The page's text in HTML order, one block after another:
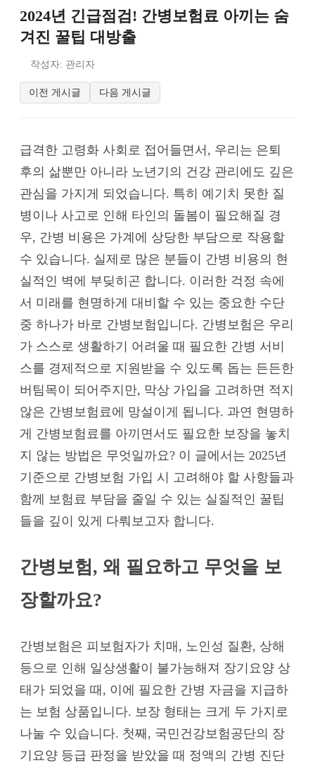
2024년 긴급점검! 간병보험료 아끼는 숨
겨진 꿀팁 대방출
작성자: 관리자
이전 게시글 다음 게시글
급격한 고령화 사회로 접어들면서, 우리는 은퇴
후의 삶뿐만 아니라 노년기의 건강 관리에도 깊은
관심을 가지게 되었습니다. 특히 예기치 못한 질
병이나 사고로 인해 타인의 돌봄이 필요해질 경
우, 간병 비용은 가계에 상당한 부담으로 작용할
수 있습니다. 실제로 많은 분들이 간병 비용의 현
실적인 벽에 부딪히곤 합니다. 이러한 걱정 속에
서 미래를 현명하게 대비할 수 있는 중요한 수단
중 하나가 바로 간병보험입니다. 간병보험은 우리
가 스스로 생활하기 어려울 때 필요한 간병 서비
스를 경제적으로 지원받을 수 있도록 돕는 든든한
버팀목이 되어주지만, 막상 가입을 고려하면 적지
않은 간병보험료에 망설이게 됩니다. 과연 현명하
게 간병보험료를 아끼면서도 필요한 보장을 놓치
지 않는 방법은 무엇일까요? 이 글에서는 2025년
기준으로 간병보험 가입 시 고려해야 할 사항들과
함께 보험료 부담을 줄일 수 있는 실질적인 꿀팁
들을 깊이 있게 다뤄보고자 합니다.
간병보험, 왜 필요하고 무엇을 보
장할까요?
간병보험은 피보험자가 치매, 노인성 질환, 상해
등으로 인해 일상생활이 불가능해져 장기요양 상
태가 되었을 때, 이에 필요한 간병 자금을 지급하
는 보험 상품입니다. 보장 형태는 크게 두 가지로
나눌 수 있습니다. 첫째, 국민건강보험공단의 장
기요양 등급 판정을 받았을 때 정액의 간병 진단